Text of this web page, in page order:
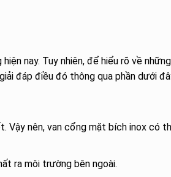
nay. Tuy nhiên, để hiểu rõ về
đáp điều đó thông qua phần dưới
Vậy nên, van cổng mặt bích inox có
ra môi trường bên ngoài.